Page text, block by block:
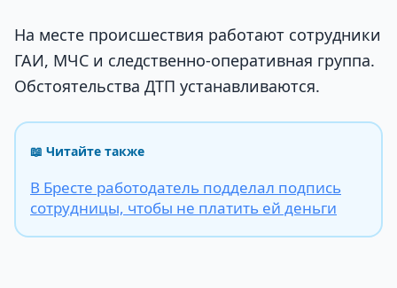
На месте происшествия работают сотрудники
ГАИ, МЧС и следственно-оперативная группа.
Обстоятельства ДТП устанавливаются.
📖 Читайте также
В Бресте работодатель подделал подпись
сотрудницы, чтобы не платить ей деньги